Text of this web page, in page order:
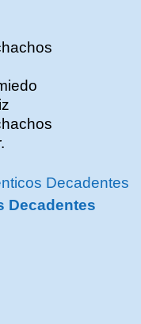
Decadentes
Decadentes